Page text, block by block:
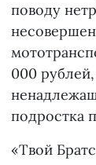
поводу
000
подростка
«Твой